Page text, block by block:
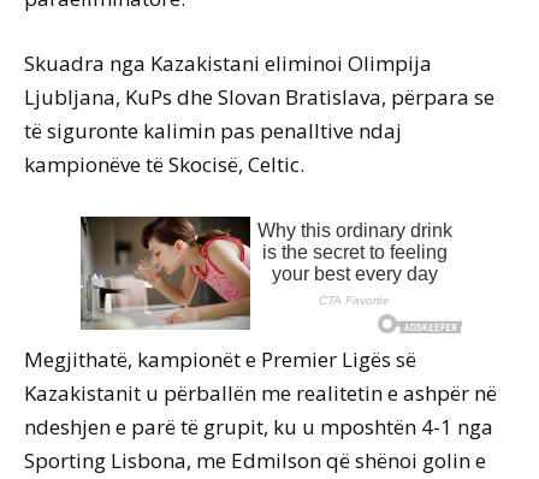
Skuadra nga Kazakistani eliminoi Olimpija
Ljubljana, KuPs dhe Slovan Bratislava, përpara se
të siguronte kalimin pas penalltive ndaj
kampionëve të Skocisë, Celtic.
Megjithatë, kampionët e Premier Ligës së
Kazakistanit u përballën me realitetin e ashpër në
ndeshjen e parë të grupit, ku u mposhtën 4-1 nga
Sporting Lisbona, me Edmilson që shënoi golin e